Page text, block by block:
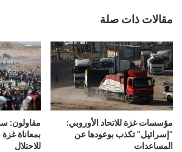
مقالات ذات صلة
مؤسسات غزة للاتحاد الأوروبي:
“إسرائيل” تكذب بوعودها عن
المساعدات
مقاولون:
بمعاناة
للاحتلال